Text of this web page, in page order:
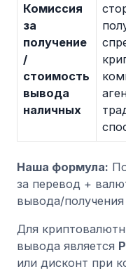
Комиссия
за
получение
/
стоимость
вывода
наличных
Наша формула:
за перевод +
вывода/получения
Для
вывода является
или дисконт при